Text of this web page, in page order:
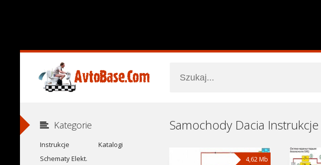
4,62 Mb
Kategorie
Instrukcje
Katalogi
Schematy Elekt.